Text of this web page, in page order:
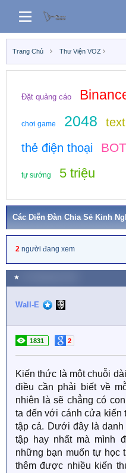
Trang Chủ Thư Viện VOZ
Đặt quảng cáo
chơi game 2048
thẻ điện thoại
tự sướng 5 triệu
Các Diễn Đàn Chia Sẻ Kinh
2 người đang xem
★
Wall-E
1831 2
Kiến thức là một chuỗi
điều cần phải biết về
nhiên là sẽ chẳng có
ta đến với cánh cửa kiến
tập cả. Dưới đây là
tập hay nhất mà mình
những bạn muốn tự học
thêm được nhiều kiến